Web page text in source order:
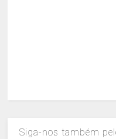
Siga-nos também